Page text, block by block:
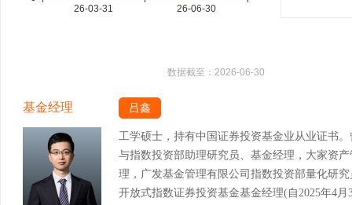
数据截至： 2026-06-30
基金经理 吕鑫
工学硕士，持有中国证券投资基金业从业证书
与指数投资部助理研究员、基金经理，大家资
理，广发基金管理有限公司指数投资部量化研
开放式指数证券投资基金基金经理(自2025年4